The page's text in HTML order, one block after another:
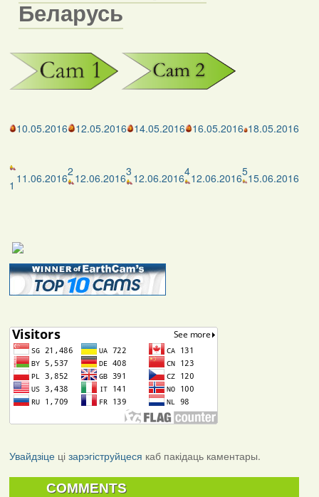
Беларусь
10.05.2016 12.05.2016 14.05.2016 16.05.2016 18.05.2016
1 11.06.20162 12.06.20163 12.06.2016412.06.2016515.06.2016
Увайдзіцеці зарэгіструйцеся каб пакідаць каментары.
COMMENTS